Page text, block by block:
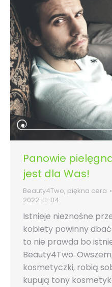
Panowie
jest dla Was!
Beauty4Two, piękna cera
2022-11-04
Istnieje nieznośne
kobiety powinny dbać
to nie prawda bo
Beauty4Two.
kosmetyczki, robią
kupują tony